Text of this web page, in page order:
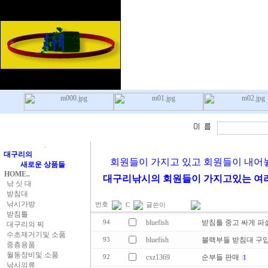
.
대구리의
새로운 상품들
HOME..
낚 싯 대
받침대
낚시가방
받침틀
대구리의 찌
수초제거기및 소품
중층용품
월동장비및 소품
낚시의류
회원들이 가지고 있고 회원들이 내어
대구리낚시의 회원들이 가지고있는 여
번호 C 글쓴이
94 bluefish 받침틀 중고 싸게
93 bluefish 블랙부들 받침대 구
92 cxz1369 순부들 판매 1